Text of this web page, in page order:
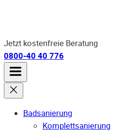
Jetzt kostenfreie Beratung
0800-40 40 776
Badsanierung
Komplettsanierung